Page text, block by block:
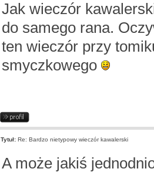
Jak wieczór
do samego rana.
ten wieczór przy
smyczkowego
Tytuł: Re: Bardzo nietypowy wieczór kawalerski
A może jakiś